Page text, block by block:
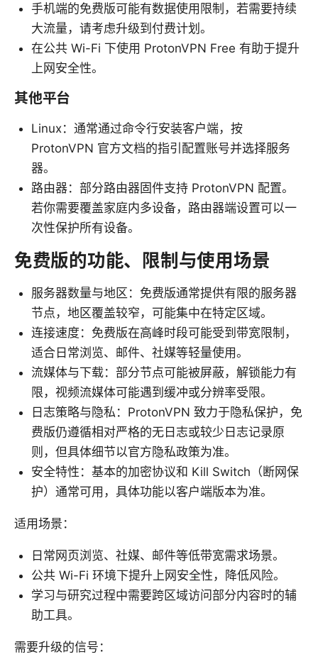
手机端的免费版可能有数据使用限制，若需要持续
大流量，请考虑升级到付费计划。
在公共 Wi-Fi 下使用 ProtonVPN Free 有助于提升
上网安全性。
其他平台
Linux：通常通过命令行安装客户端，按
ProtonVPN 官方文档的指引配置账号并选择服务
器。
路由器：部分路由器固件支持 ProtonVPN 配置。
若你需要覆盖家庭内多设备，路由器端设置可以一
次性保护所有设备。
免费版的功能、限制与使用场景
服务器数量与地区：免费版通常提供有限的服务器
节点，地区覆盖较窄，可能集中在特定区域。
连接速度：免费版在高峰时段可能受到带宽限制，
适合日常浏览、邮件、社媒等轻量使用。
流媒体与下载：部分节点可能被屏蔽，解锁能力有
限，视频流媒体可能遇到缓冲或分辨率受限。
日志策略与隐私：ProtonVPN 致力于隐私保护，免
费版仍遵循相对严格的无日志或较少日志记录原
则，但具体细节以官方隐私政策为准。
安全特性：基本的加密协议和 Kill Switch（断网保
护）通常可用，具体功能以客户端版本为准。
适用场景：
日常网页浏览、社媒、邮件等低带宽需求场景。
公共 Wi-Fi 环境下提升上网安全性，降低风险。
学习与研究过程中需要跨区域访问部分内容时的辅
助工具。
需要升级的信号：